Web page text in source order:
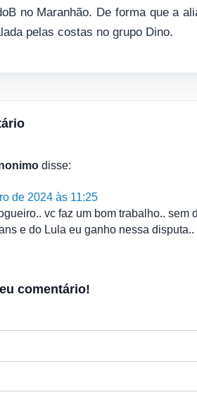
no Maranhão. De forma que a
pelas costas no grupo Dino.
disse:
de 2024 às 11:25
vc faz um bom trabalho..
e do Lula eu ganho nessa
comentário!